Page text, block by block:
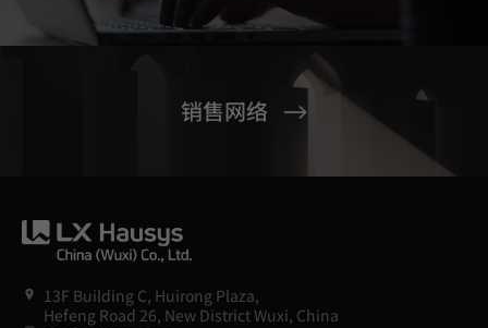
销售网络
13F Building C, Huirong Plaza,
Hefeng Road 26, New District Wuxi, China